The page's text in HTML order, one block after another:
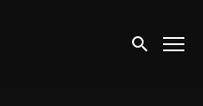
Wyszukaj